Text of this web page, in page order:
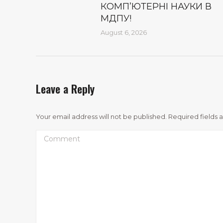
КОМП’ЮТЕРНІ НАУКИ В
МДПУ!
August 6, 2026
Leave a Reply
Your email address will not be published. Required fields
Comment